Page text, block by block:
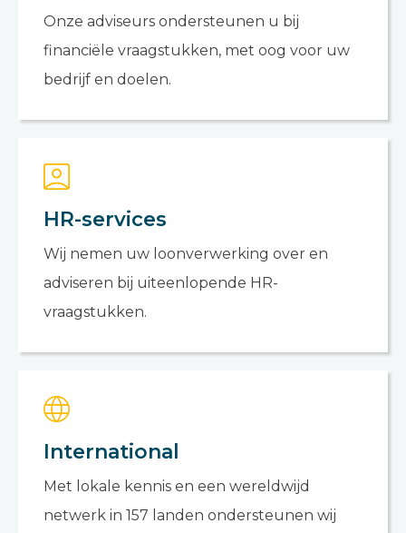
Onze adviseurs ondersteunen u bij
financiële vraagstukken, met oog voor uw
bedrijf en doelen.
HR-services
Wij nemen uw loonverwerking over en
adviseren bij uiteenlopende HR-
vraagstukken.
International
Met lokale kennis en een wereldwijd
netwerk in 157 landen ondersteunen wij